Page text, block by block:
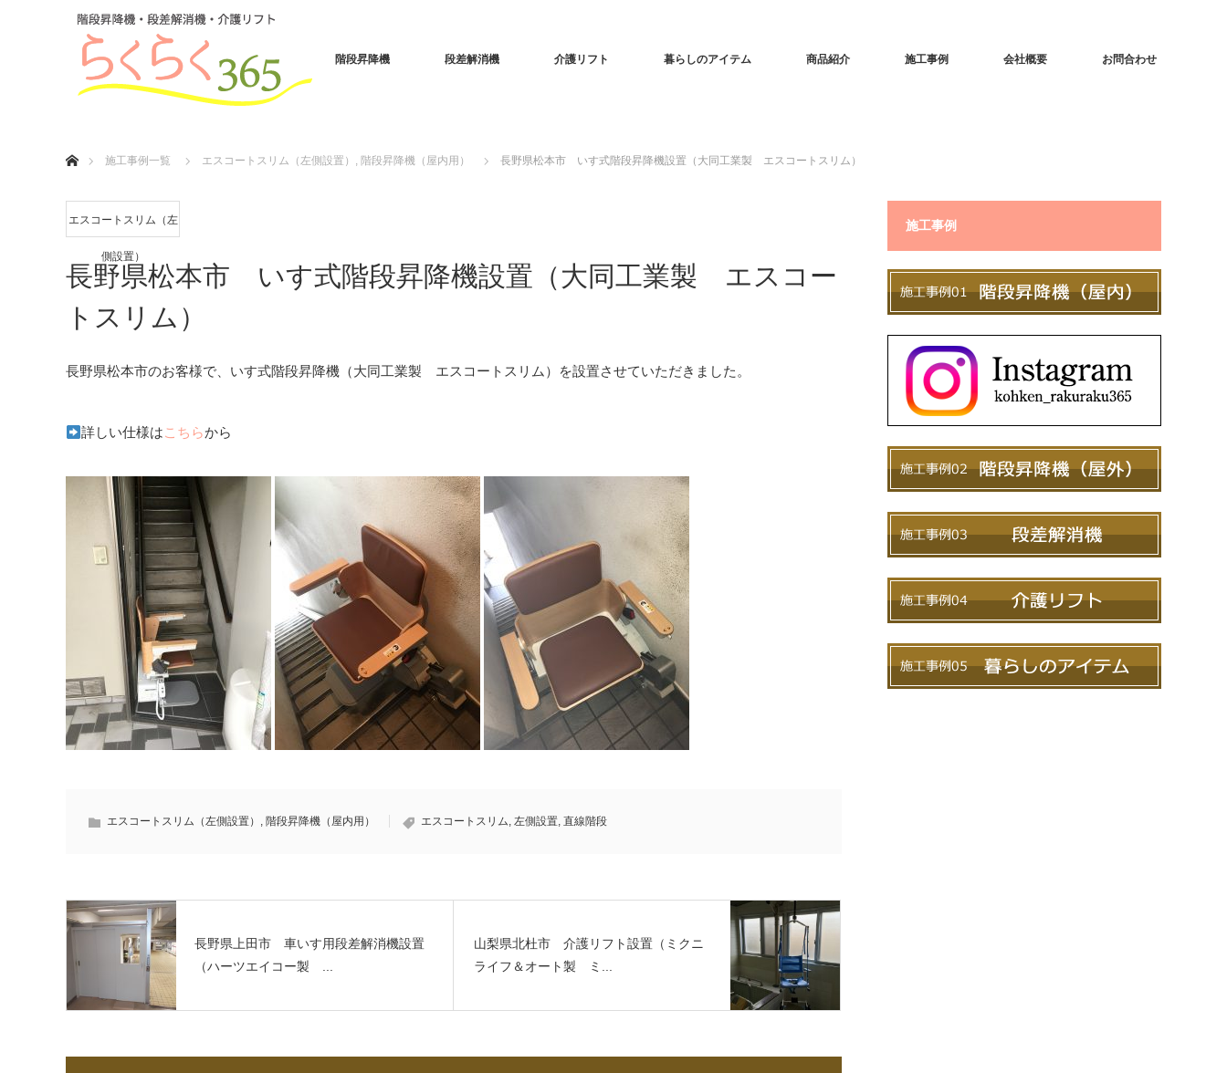
階段昇降機 段差解消機 介護リフト 暮らしのアイテム 商品紹介 施工事例 会社概要 お問合わせ
施工事例一覧
エスコートスリム（左側設置） , 階段昇降機（屋内用） 長野県松本市 いす式階段昇降機設置（大同工業製 エスコートスリム）
エスコートスリム（左
側設置）
長野県松本市 いす式階段昇降機設置（大同工業製 エスコー
トスリム）
長野県松本市のお客様で、いす式階段昇降機（大同工業製 エスコートスリム）を設置させていただきました。
詳しい仕様はこちらから
エスコートスリム（左側設置） , 階段昇降機（屋内用） エスコートスリム, 左側設置, 直線階段
長野県上田市 車いす用段差解消機設置
（ハーツエイコー製 ...
山梨県北杜市 介護リフト設置（ミクニ
ライフ＆オート製 ミ...
施工事例